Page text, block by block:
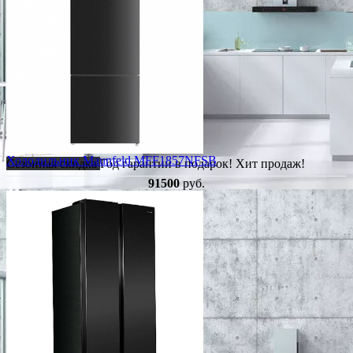
Сезонная скидкаГод гарантии в подарок! Хит продаж!
Холодильник Maunfeld MFF1857NFSB
91500 руб.